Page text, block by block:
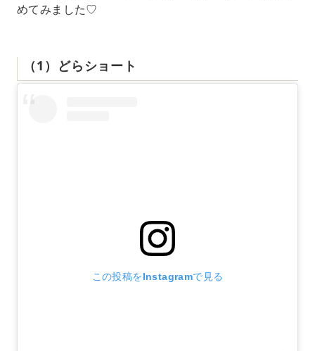
めてみました♡
（1）どらショート
この投稿をInstagramで見る